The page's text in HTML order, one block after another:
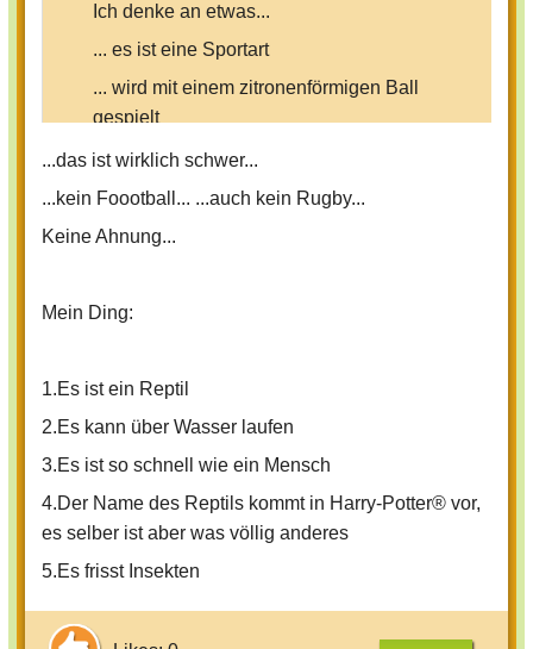
Ich denke an etwas...
... es ist eine Sportart
... wird mit einem zitronenförmigen Ball
gespielt
... kommt aus Amerika
... zwei Manschaften
... es ist nicht Football
...das ist wirklich schwer...
...kein Foootball... ...auch kein Rugby...
Keine Ahnung...
Mein Ding:
1.Es ist ein Reptil
2.Es kann über Wasser laufen
3.Es ist so schnell wie ein Mensch
4.Der Name des Reptils kommt in Harry-Potter® vor,
es selber ist aber was völlig anderes
5.Es frisst Insekten